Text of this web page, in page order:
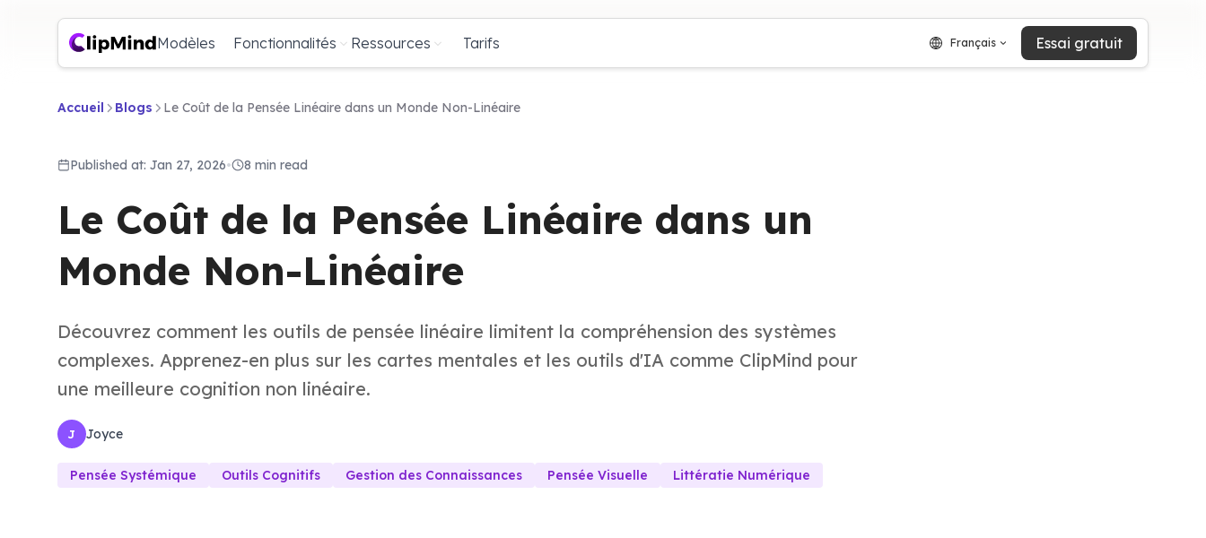
Modèles Fonctionnalités Ressources Tarifs Français Essai gratuit
Accueil Blogs Le Coût de la Pensée Linéaire dans un Monde Non-Linéaire
Published at: Jan 27, 2026• 8 min read
Le Coût de la Pensée Linéaire dans un
Monde Non-Linéaire
Découvrez comment les outils de pensée linéaire limitent la compréhension des systèmes
complexes. Apprenez-en plus sur les cartes mentales et les outils d'IA comme ClipMind pour
une meilleure cognition non linéaire.
J Joyce
Pensée Systémique Outils Cognitifs Gestion des Connaissances Pensée Visuelle Littératie Numérique